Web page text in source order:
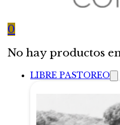
0
No hay productos
LIBRE PASTOREO